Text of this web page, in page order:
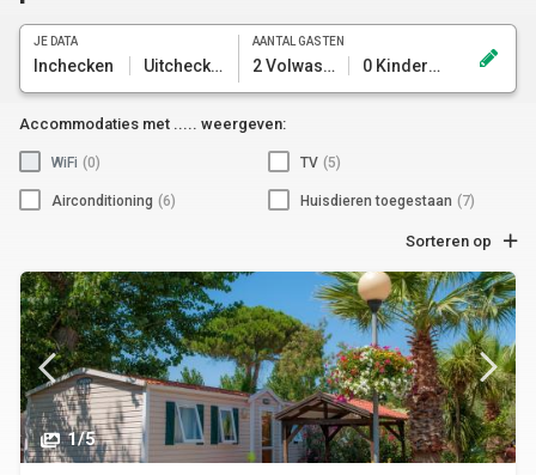
JE DATA
Inchecken Uitchecken
AANTAL GASTEN
2 Volwassenen 0 Kinderen
Accommodaties met ..... weergeven:
WiFi (0) TV (5)
Airconditioning (6) Huisdieren toegestaan (7)
Sorteren op
1/5